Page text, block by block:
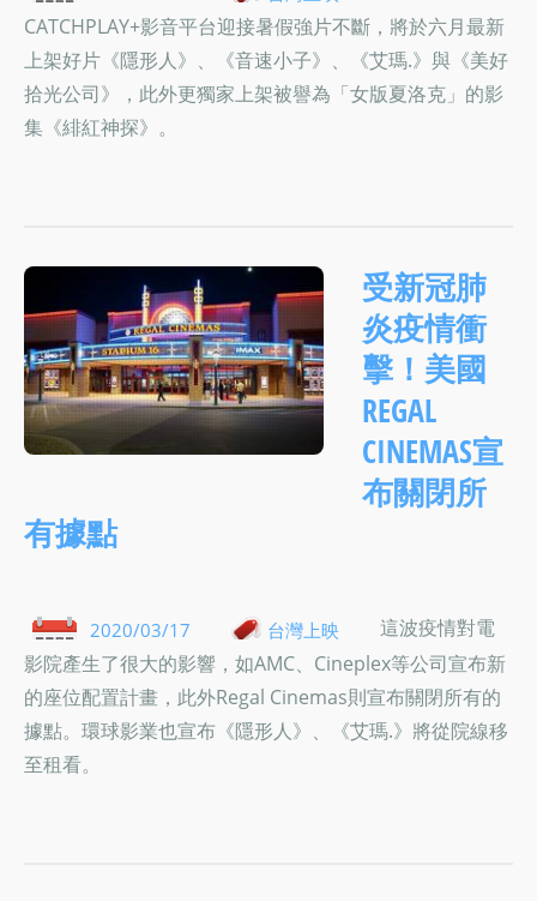
CATCHPLAY+影音平台迎接暑假強片不斷，將於六月最新
上架好片《隱形人》、《音速小子》、《艾瑪.》與《美好
拾光公司》，此外更獨家上架被譽為「女版夏洛克」的影
集《緋紅神探》。
受新冠肺
炎疫情衝
擊！美國
REGAL
CINEMAS宣
布關閉所
有據點
2020/03/17 台灣上映
這波疫情對電
影院產生了很大的影響，如AMC、Cineplex等公司宣布新
的座位配置計畫，此外Regal Cinemas則宣布關閉所有的
據點。環球影業也宣布《隱形人》、《艾瑪.》將從院線移
至租看。